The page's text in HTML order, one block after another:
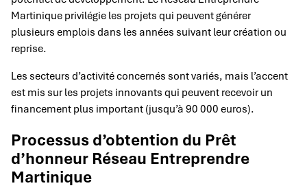
Martinique privilégie les projets qui peuvent générer
plusieurs emplois dans les années suivant leur création ou
reprise.
Les secteurs d’activité concernés sont variés, mais l’accent
est mis sur les projets innovants qui peuvent recevoir un
financement plus important (jusqu’à 90 000 euros).
Processus d’obtention du Prêt
d’honneur Réseau Entreprendre
Martinique